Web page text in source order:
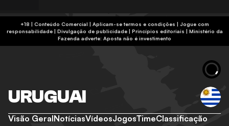
+18 | Conteúdo Comercial | Aplicam-se termos e condições | Jogue com
responsabilidade| Divulgação de publicidade| Princípios editoriais | Ministério da
Fazenda adverte: Aposta não é investimento
URUGUAI
Visão GeralNotíciasVídeosJogosTimeClassificação